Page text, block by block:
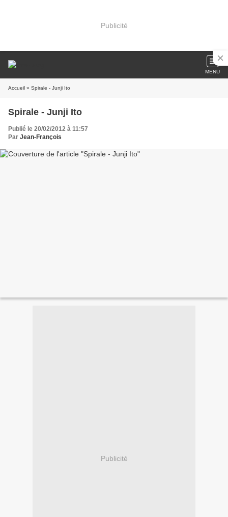
Publicité
MENU
Accueil » Spirale - Junji Ito
Spirale - Junji Ito
Publié le 20/02/2012 à 11:57
Par Jean-François
Publicité